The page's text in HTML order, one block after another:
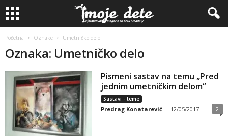
Početna Oznake Umetničko delo
Oznaka: Umetničko delo
Pismeni sastav na temu „Pred
jednim umetničkim delom“
Sastavi - teme
Predrag Konatarević - 12/05/2017 2